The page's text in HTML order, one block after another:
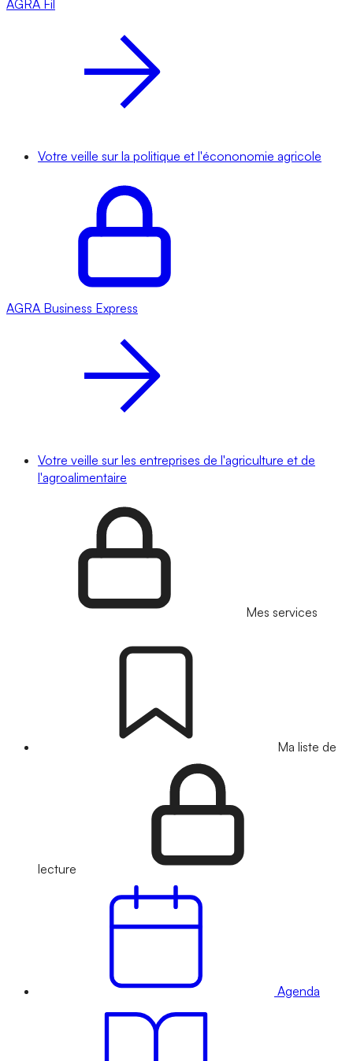
AGRA Fil
Votre veille sur la politique et l'écononomie agricole
AGRA Business Express
Votre veille sur les entreprises de l'agriculture et de
l'agroalimentaire
Mes services
Ma liste de
lecture
Agenda